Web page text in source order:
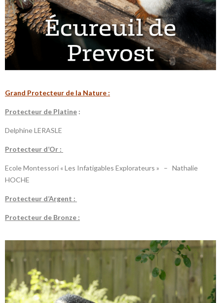
Grand Protecteur de la Nature :
Protecteur de Platine :
Delphine LERASLE
Protecteur d’Or :
Ecole Montessori « Les Infatigables Explorateurs » – Nathalie
HOCHE
Protecteur d’Argent :
Protecteur de Bronze :